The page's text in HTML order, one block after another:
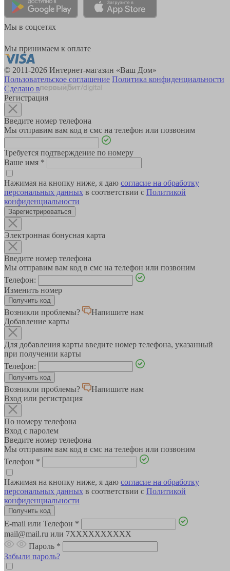
Мы в соцсетях
Мы принимаем к оплате
© 2011-2026 Интернет-магазин «Ваш Дом»
Пользовательское соглашение Политика конфиденциальности
Сделано в
Регистрация
Введите номер телефона
Мы отправим вам код в смс на телефон или позвоним
Требуется подтверждение по номеру
Ваше имя *
Нажимая на кнопку ниже, я даю согласие на обработку
персональных данных в соответствии с Политикой
конфиденциальности
Зарегистрироваться
Электронная бонусная карта
Введите номер телефона
Мы отправим вам код в смс на телефон или позвоним
Телефон:
Изменить номер
Возникли проблемы?
Напишите нам
Добавление карты
Для добавления карты введите номер телефона, указанный
при получении карты
Телефон:
Возникли проблемы?
Напишите нам
Вход или регистрация
По номеру телефона
Вход с паролем
Введите номер телефона
Мы отправим вам код в смс на телефон или позвоним
Телефон *
Нажимая на кнопку ниже, я даю согласие на обработку
персональных данных в соответствии с Политикой
конфиденциальности
E-mail или Телефон *
mail@mail.ru или 7XXXXXXXXXX
Пароль *
Забыли пароль?